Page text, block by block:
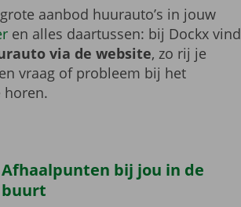
aanbod huurauto’s in jouw
en alles daartussen: bij Dockx vind
via de website, zo rij je
vraag of probleem bij het
Afhaalpunten bij jou in de
buurt